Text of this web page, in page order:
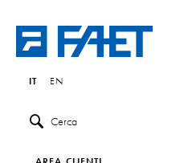
IT EN
Cerca